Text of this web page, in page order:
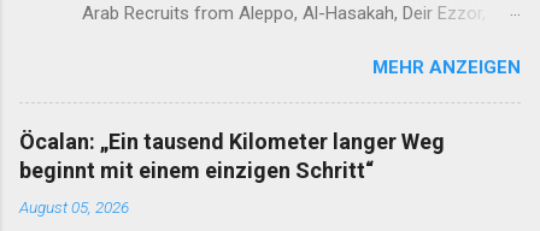
Arab Recruits from Aleppo, Al-Hasakah, Deir Ezzor,
Austin Holmes In: 295 (Summer 2020) I n 2012, as the
so-called Arab Spring protests in Damascus and
elsewhere in Syria descended into a brutal civil war,
President Bashar al-Asad withdrew his forces from
northern Syria to turn their guns on rebels in the south.
Into the vacuum stepped the Democratic Union Party
MEHR ANZEIGEN
Öcalan: „Ein tausend Kilometer langer Weg
beginnt mit einem einzigen Schritt“
August 05, 2026